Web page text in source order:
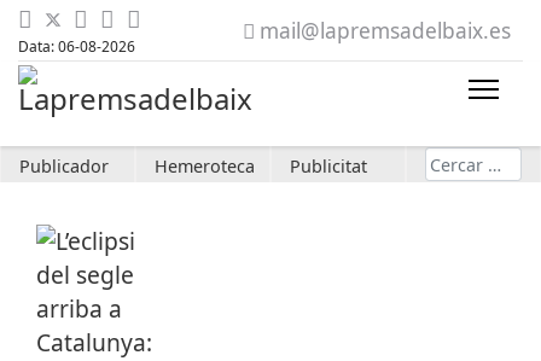
Data: 06-08-2026
mail@lapremsadelbaix.es
Publicador Hemeroteca Publicitat Cerca